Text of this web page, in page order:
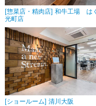
[惣菜店・精肉店] 和牛工場 は
光町店
[ショールーム] 清川大阪